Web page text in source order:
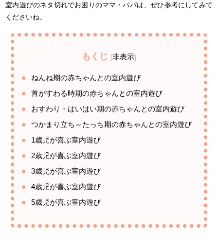
室内遊びのネタ切れでお困りのママ・パパは、ぜひ参考にしてみて
くださいね。
もくじ [非表示]
ねんね期の赤ちゃんとの室内遊び
首がすわる時期の赤ちゃんとの室内遊び
おすわり・はいはい期の赤ちゃんとの室内遊び
つかまり立ち～たっち期の赤ちゃんとの室内遊び
1歳児が喜ぶ室内遊び
2歳児が喜ぶ室内遊び
3歳児が喜ぶ室内遊び
4歳児が喜ぶ室内遊び
5歳児が喜ぶ室内遊び